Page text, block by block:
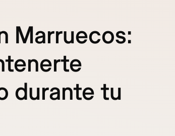
Marruecos:
durante tu